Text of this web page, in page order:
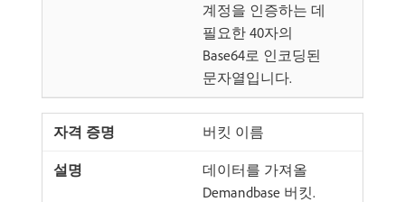
계정을 인증하는 데
필요한 40자의
Base64로 인코딩된
문자열입니다.
버킷 이름
데이터를 가져올
Demandbase 버킷.